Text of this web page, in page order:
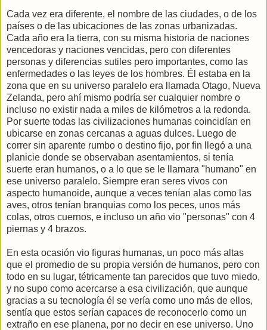
Cada vez era diferente, el nombre de las ciudades, o de los
países o de las ubicaciones de las zonas urbanizadas.
Cada año era la tierra, con su misma historia de naciones
vencedoras y naciones vencidas, pero con diferentes
personas y diferencias sutiles pero importantes, como las
enfermedades o las leyes de los hombres. Él estaba en la
zona que en su universo paralelo era llamada Otago, Nueva
Zelanda, pero ahí mismo podría ser cualquier nombre o
incluso no existir nada a miles de kilómetros a la redonda.
Por suerte todas las civilizaciones humanas coincidían en
ubicarse en zonas cercanas a aguas dulces. Luego de
correr sin aparente rumbo o destino fijo, por fin llegó a una
planicie donde se observaban asentamientos, si tenía
suerte eran humanos, o a lo que se le llamara "humano" en
ese universo paralelo. Siempre eran seres vivos con
aspecto humanoide, aunque a veces tenían alas como las
aves, otros tenían branquias como los peces, unos más
colas, otros cuernos, e incluso un año vio "personas" con 4
piernas y 4 brazos.
En esta ocasión vio figuras humanas, un poco más altas
que el promedio de su propia versión de humanos, pero con
todo en su lugar, tétricamente tan parecidos que tuvo miedo,
y no supo como acercarse a esa civilización, que aunque
gracias a su tecnología él se vería como uno más de ellos,
sentía que estos serían capaces de reconocerlo como un
extraño en ese planena, por no decir en ese universo. Uno